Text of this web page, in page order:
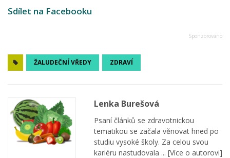
Sdílet na Facebooku
ŽALUDEČNÍ VŘEDY ZDRAVÍ
Lenka Burešová
Psaní článků se zdravotnickou
tematikou se začala věnovat hned po
studiu vysoké školy. Za celou svou
kariéru nastudovala ... [Více o autorovi]